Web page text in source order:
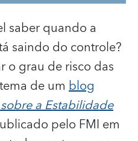
saber quando a
saindo do controle?
o grau de risco das
de um blog
a Estabilidade
pelo FMI em